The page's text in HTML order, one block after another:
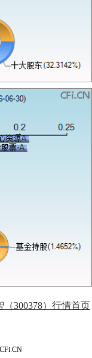
300378）行情首页